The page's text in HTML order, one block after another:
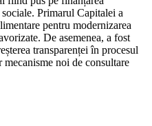
Primarul Capitalei a
pentru modernizarea
De asemenea, a fost
transparenței în procesul
noi de consultare